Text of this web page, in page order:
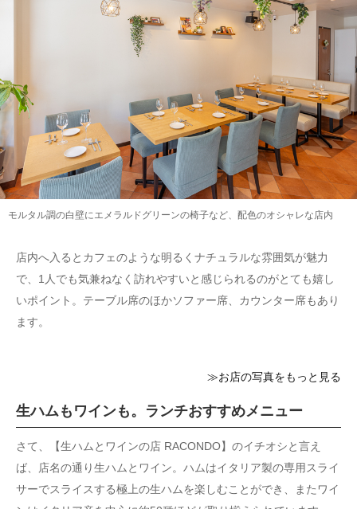
モルタル調の白壁にエメラルドグリーンの椅子など、配色のオシャレな店内
店内へ入るとカフェのような明るくナチュラルな雰囲気が魅力
で、1人でも気兼ねなく訪れやすいと感じられるのがとても嬉し
いポイント。テーブル席のほかソファー席、カウンター席もあり
ます。
≫お店の写真をもっと見る
生ハムもワインも。ランチおすすめメニュー
さて、【生ハムとワインの店 RACONDO】のイチオシと言え
ば、店名の通り生ハムとワイン。ハムはイタリア製の専用スライ
サーでスライスする極上の生ハムを楽しむことができ、またワイ